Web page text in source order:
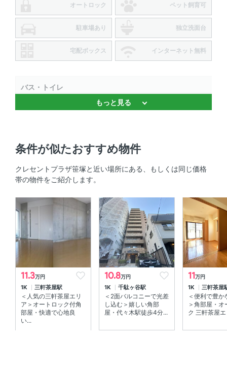
オートロック ペット飼育可
駐車場あり 独立洗面台
宅配ボックス インターネット無料
バス・トイレ
浴室乾燥機 、 バストイレ別
システムキッチン 、 IHクッキングヒーター 、 2口コンロ
セキュリティ
ＴＶモニタ付きインターホン
室内設備
エアコン 、 室内洗濯機置場
部屋の特徴
バルコニー 、 角部屋
共用部
エレベーター 、 敷地内ゴミ箱
もっと見る
条件が似たおすすめ物件
クレセントプラザ笹塚と近い場所にある、もしくは同じ価格
帯の物件をご紹介します。
11.3万円
1K 三軒茶屋駅
＜人気の三軒茶屋エリ
ア＞オートロック付角
部屋・快適で心地良
い...
10.8万円
1K 千駄ヶ谷駅
＜2面バルコニーで光差
し込む＞嬉しい角部
屋・代々木駅徒歩4分...
11万円
1K 三軒茶屋
＜便利で豊か
＞角部屋・オ
ク 三軒茶屋